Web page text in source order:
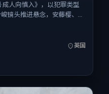
成人向慎入》，以犯罪类型
镜头推进悬念，安藤樱、王
感与类型片结构的观众。
英国